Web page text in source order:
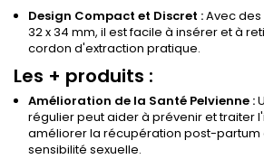
Design Compact et Discret :Avec
32 x 34 mm, il est facile à insérer et à
cordon d'extraction pratique.
Les + produits :
Amélioration de la Santé Pelvienne :
régulier peut aider à prévenir et traiter
améliorer la récupération post-partum
sensibilité sexuelle.